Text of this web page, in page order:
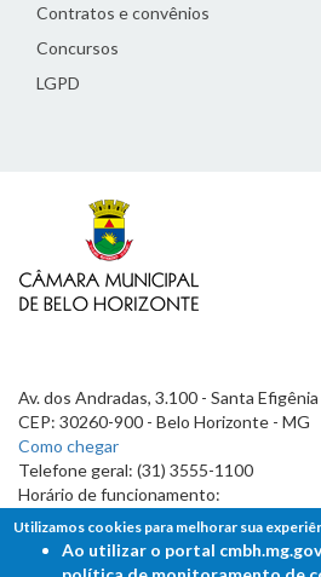
Contratos e convênios
Concursos
LGPD
Av. dos Andradas, 3.100 - Santa Efigênia
CEP: 30260-900 - Belo Horizonte - MG
Como chegar
Telefone geral: (31) 3555-1100
Horário de funcionamento:
7h às 19h
Utilizamos cookies para melhorar sua
Ao utilizar o portal